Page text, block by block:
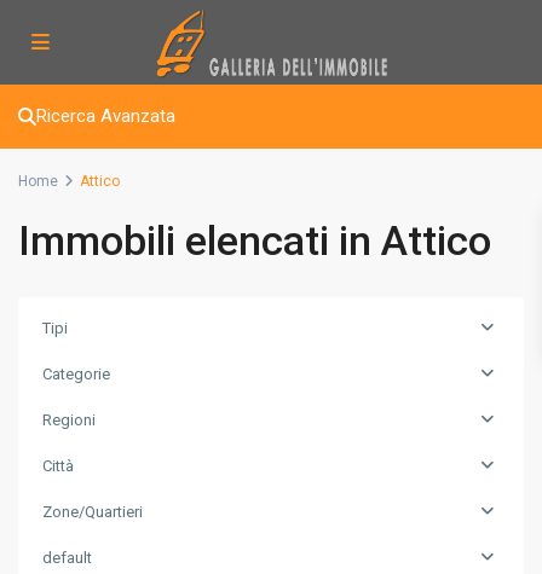
Ricerca Avanzata
Home Attico
Immobili elencati in Attico
Tipi
Categorie
Regioni
Città
Zone/Quartieri
default